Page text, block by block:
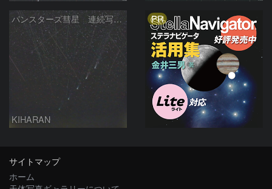
パンスターズ彗星 連続写真 再処理
KIHARAN
PR
サイトマップ
ホーム